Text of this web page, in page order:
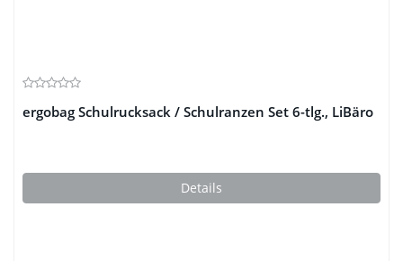
ergobag Schulrucksack / Schulranzen Set 6-tlg., LiBäro
Details